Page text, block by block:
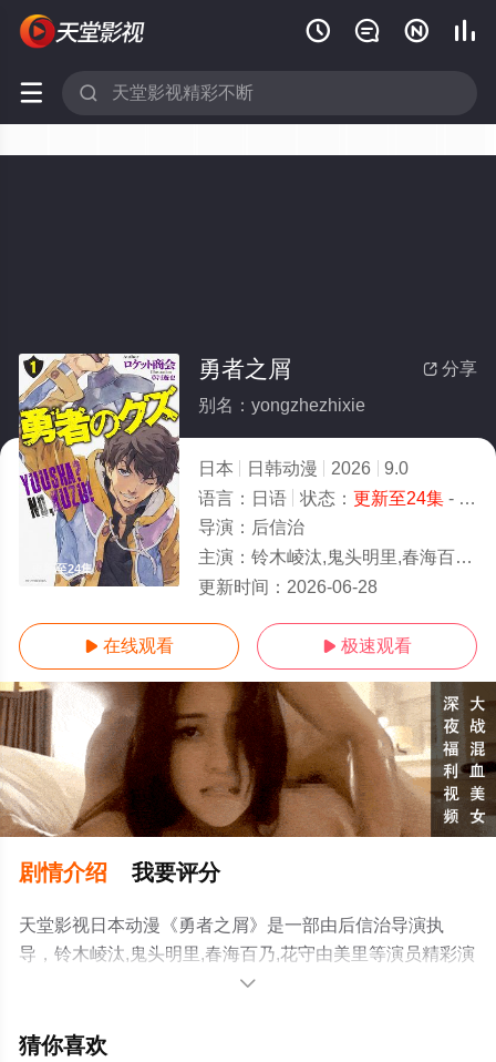
   
 
更新至24集
 分享
勇者之屑
别名：yongzhezhixie
日本 日韩动漫 2026
9.0
语言： 日语 状态： 更新至24集- 免费在线观看
导演： 后信治
主演： 铃木崚汰,鬼头明里,春海百乃,花守由美里
更新时间： 2026-06-28
 在线观看  极速观看
剧情介绍 我要评分
天堂影视日本动漫《勇者之屑》是一部由后信治导演执
导，铃木崚汰,鬼头明里,春海百乃,花守由美里等演员精彩演
绎的日本动漫，手机免费观看高清未删减完整版动漫全集
猫或剧情网等平台了解。

猜你喜欢